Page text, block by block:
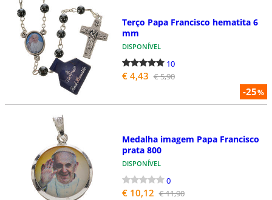
-25%
Terço Papa Francisco hematita 6
mm
DISPONÍVEL
10
€ 4,43 € 5,90
Medalha imagem Papa Francisco
prata 800
DISPONÍVEL
0
€ 10,12 € 11,90